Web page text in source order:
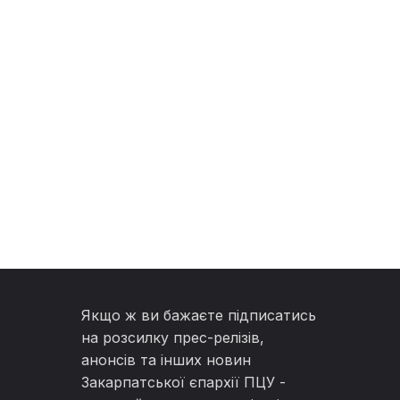
Якщо ж ви бажаєте підписатись
на розсилку прес-релізів,
анонсів та інших новин
Закарпатської єпархії ПЦУ -